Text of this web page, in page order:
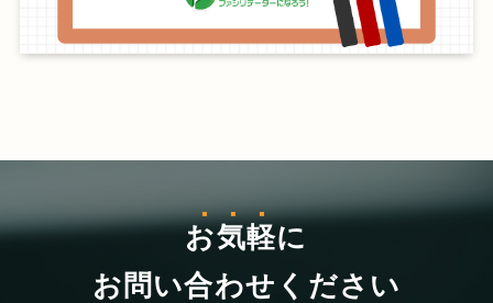
お気軽に
お問い合わせください